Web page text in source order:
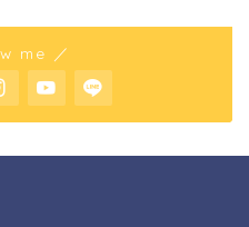
me ／